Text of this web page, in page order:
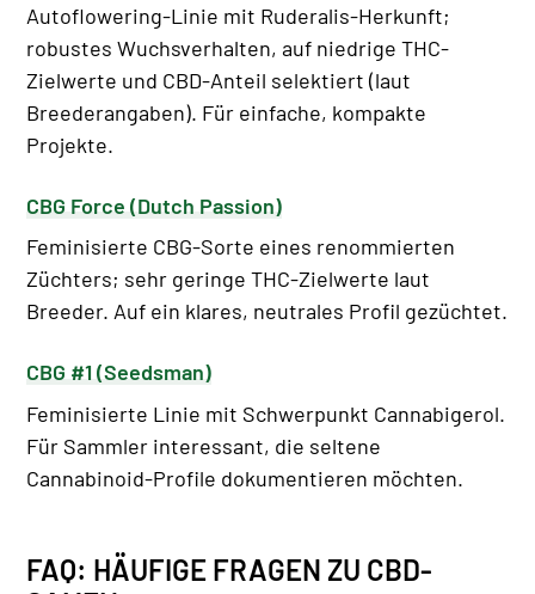
Autoflowering-Linie mit Ruderalis-Herkunft;
robustes Wuchsverhalten, auf niedrige THC-
Zielwerte und CBD-Anteil selektiert (laut
Breederangaben). Für einfache, kompakte
Projekte.
CBG Force (Dutch Passion)
Feminisierte CBG-Sorte eines renommierten
Züchters; sehr geringe THC-Zielwerte laut
Breeder. Auf ein klares, neutrales Profil gezüchtet.
CBG #1 (Seedsman)
Feminisierte Linie mit Schwerpunkt Cannabigerol.
Für Sammler interessant, die seltene
Cannabinoid-Profile dokumentieren möchten.
FAQ: HÄUFIGE FRAGEN ZU CBD-